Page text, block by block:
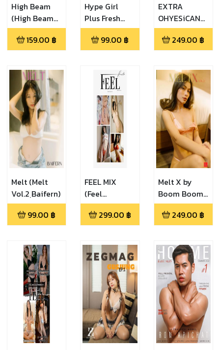
High Beam
(High Beam
issue 7)
159.00 ฿
Hype Girl
Plus Fresh
(Fresh 8)
99.00 ฿
EXTRA
OHYESiCAN
(EXTRA
OHYESiCAN
Issue 010)
249.00 ฿
Melt (Melt
Vol.2 ฺBaifern)
99.00 ฿
FEEL MIX
(Feel
Remaster -
005)299.00 ฿
Melt X by
Boom Boom
magazine
(MELT X Vol.2
Aom)
249.00 ฿